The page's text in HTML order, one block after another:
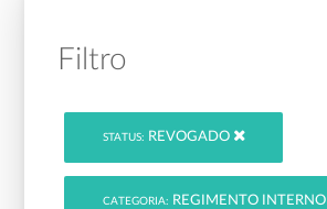
Filtro
STATUS: REVOGADO
CATEGORIA: REGIMENTO INTERNO